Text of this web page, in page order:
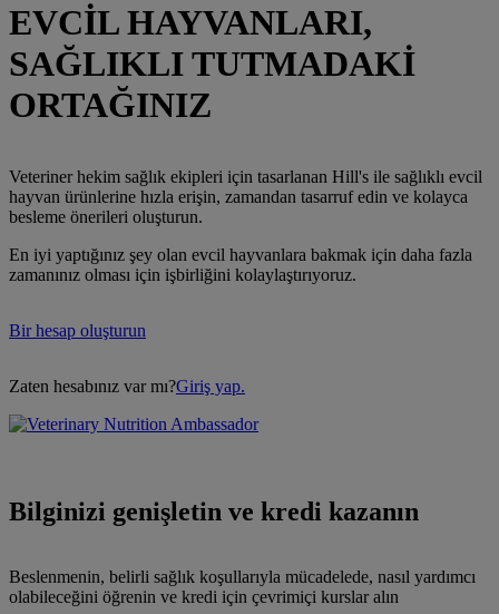
EVCİL HAYVANLARI,
SAĞLIKLI TUTMADAKİ
ORTAĞINIZ
Veteriner hekim sağlık ekipleri için tasarlanan Hill's ile sağlıklı evcil
hayvan ürünlerine hızla erişin, zamandan tasarruf edin ve kolayca
besleme önerileri oluşturun.
En iyi yaptığınız şey olan evcil hayvanlara bakmak için daha fazla
zamanınız olması için işbirliğini kolaylaştırıyoruz.
Bir hesap oluşturun
Zaten hesabınız var mı?Giriş yap.
Bilginizi genişletin ve kredi kazanın
Beslenmenin, belirli sağlık koşullarıyla mücadelede, nasıl yardımcı
olabileceğini öğrenin ve kredi için çevrimiçi kurslar alın